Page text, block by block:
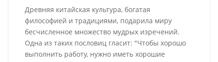
Древняя китайская культура, богатая
философией и традициями, подарила миру
бесчисленное множество мудрых изречений.
Одна из таких пословиц гласит: "Чтобы хорошо
выполнить работу, нужно иметь хорошие